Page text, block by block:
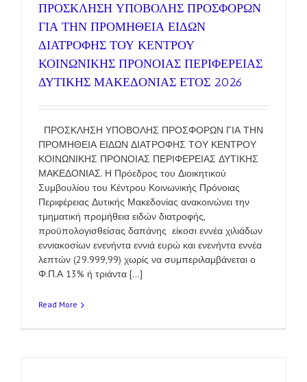
ΠΡΟΣΚΛΗΣΗ ΥΠΟΒΟΛΗΣ ΠΡΟΣΦΟΡΩΝ
ΓΙΑ ΤΗΝ ΠΡΟΜΗΘΕΙΑ ΕΙΔΩΝ
ΔΙΑΤΡΟΦΗΣ ΤΟΥ ΚΕΝΤΡΟΥ
ΚΟΙΝΩΝΙΚΗΣ ΠΡΟΝΟΙΑΣ ΠΕΡΙΦΕΡΕΙΑΣ
ΔΥΤΙΚΗΣ ΜΑΚΕΔΟΝΙΑΣ ΕΤΟΣ 2026
ΠΡΟΣΚΛΗΣΗ ΥΠΟΒΟΛΗΣ ΠΡΟΣΦΟΡΩΝ ΓΙΑ ΤΗΝ
ΠΡΟΜΗΘΕΙΑ ΕΙΔΩΝ ΔΙΑΤΡΟΦΗΣ ΤΟΥ ΚΕΝΤΡΟΥ
ΚΟΙΝΩΝΙΚΗΣ ΠΡΟΝΟΙΑΣ ΠΕΡΙΦΕΡΕΙΑΣ ΔΥΤΙΚΗΣ
ΜΑΚΕΔΟΝΙΑΣ. Η Πρόεδρος του Διοικητικού
Συμβουλίου του Κέντρου Κοινωνικής Πρόνοιας
Περιφέρειας Δυτικής Μακεδονίας ανακοινώνει την
τμηματική προμήθεια ειδών διατροφής,
προϋπολογισθείσας δαπάνης είκοσι εννέα χιλιάδων
εννιακοσίων ενενήντα εννιά ευρώ και ενενήντα εννέα
λεπτών (29.999,99) χωρίς να συμπεριλαμβάνεται ο
Φ.Π.Α 13% ή τριάντα [...]
Read More